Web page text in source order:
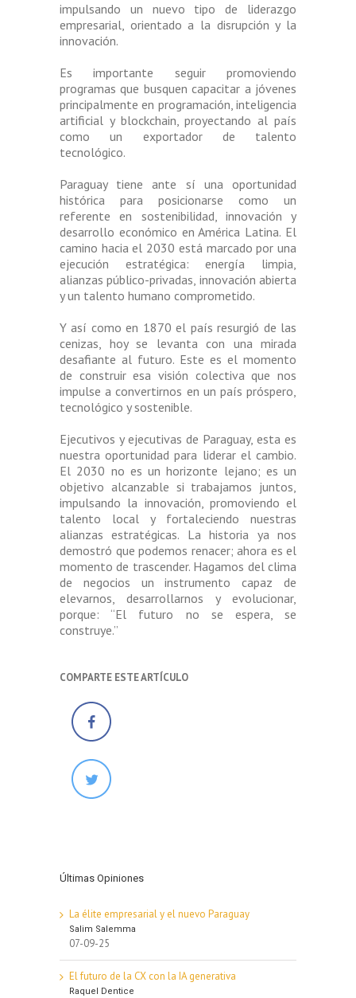
impulsando un nuevo tipo de liderazgo
empresarial, orientado a la disrupción y la
innovación.
Es importante seguir promoviendo
programas que busquen capacitar a jóvenes
principalmente en programación, inteligencia
artificial y blockchain, proyectando al país
como un exportador de talento
tecnológico.
Paraguay tiene ante sí una oportunidad
histórica para posicionarse como un
referente en sostenibilidad, innovación y
desarrollo económico en América Latina. El
camino hacia el 2030 está marcado por una
ejecución estratégica: energía limpia,
alianzas público-privadas, innovación abierta
y un talento humano comprometido.
Y así como en 1870 el país resurgió de las
cenizas, hoy se levanta con una mirada
desafiante al futuro. Este es el momento
de construir esa visión colectiva que nos
impulse a convertirnos en un país próspero,
tecnológico y sostenible.
Ejecutivos y ejecutivas de Paraguay, esta es
nuestra oportunidad para liderar el cambio.
El 2030 no es un horizonte lejano; es un
objetivo alcanzable si trabajamos juntos,
impulsando la innovación, promoviendo el
talento local y fortaleciendo nuestras
alianzas estratégicas. La historia ya nos
demostró que podemos renacer; ahora es el
momento de trascender. Hagamos del clima
de negocios un instrumento capaz de
elevarnos, desarrollarnos y evolucionar,
porque: “El futuro no se espera, se
construye.”
COMPARTE ESTE ARTÍCULO
Últimas Opiniones
La élite empresarial y el nuevo Paraguay
Salim Salemma
07-09-25
El futuro de la CX con la IA generativa
Raquel Dentice